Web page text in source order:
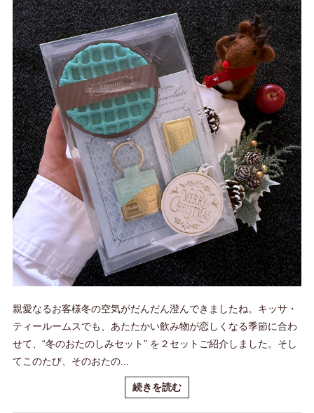
親愛なるお客様冬の空気がだんだん澄んできましたね。キッサ・
ティールームスでも、あたたかい飲み物が恋しくなる季節に合わ
せて、“冬のおたのしみセット” を２セットご紹介しました。そし
てこのたび、そのおたの...
続きを読む